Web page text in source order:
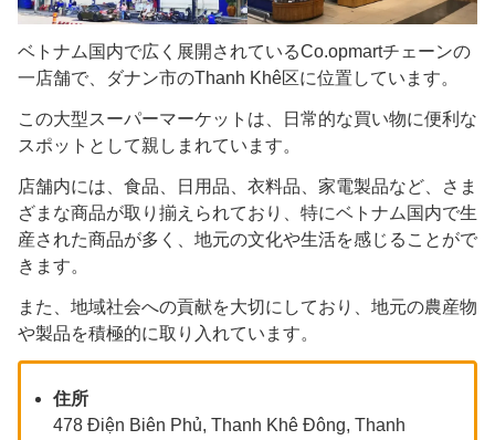
ベトナム国内で広く展開されているCo.opmartチェーンの
一店舗で、ダナン市のThanh Khê区に位置しています。
この大型スーパーマーケットは、日常的な買い物に便利な
スポットとして親しまれています。
店舗内には、食品、日用品、衣料品、家電製品など、さま
ざまな商品が取り揃えられており、特にベトナム国内で生
産された商品が多く、地元の文化や生活を感じることがで
きます。
また、地域社会への貢献を大切にしており、地元の農産物
や製品を積極的に取り入れています。
住所
478 Điện Biên Phủ, Thanh Khê Đông, Thanh